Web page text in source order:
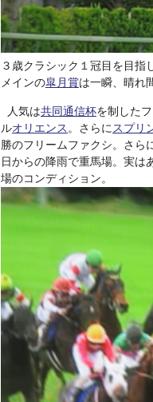
３歳クラシック１冠目を目指
メインの皐月賞は一瞬、晴れ
人気は共同通信杯を制した
ルオリエンス 。さらに スプリ
勝のフリームファクシ。さら
日からの降雨で重馬場。実は
場のコンディション。